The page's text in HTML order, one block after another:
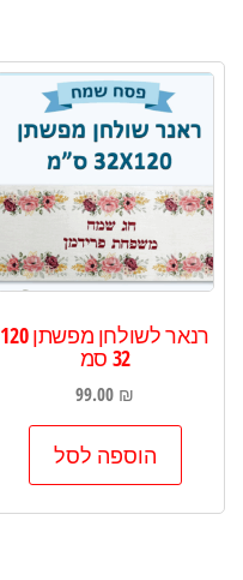
רנאר לשולחן מפשתן 120
32 סמ
99.00 ₪
הוספה לסל